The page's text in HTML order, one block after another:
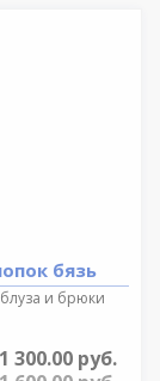
бязь
и брюки
1 300.00 руб.